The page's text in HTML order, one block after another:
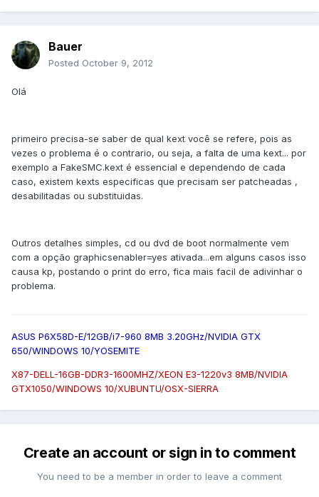
Bauer
Posted October 9, 2012
Olá
primeiro precisa-se saber de qual kext você se refere, pois as
vezes o problema é o contrario, ou seja, a falta de uma kext... por
exemplo a FakeSMC.kext é essencial e dependendo de cada
caso, existem kexts especificas que precisam ser patcheadas ,
desabilitadas ou substituidas.
Outros detalhes simples, cd ou dvd de boot normalmente vem
com a opção graphicsenabler=yes ativada...em alguns casos isso
causa kp, postando o print do erro, fica mais facil de adivinhar o
problema.
ASUS P6X58D-E/12GB/i7-960 8MB 3.20GHz/NVIDIA GTX
650/WINDOWS 10/YOSEMITE
X87-DELL-16GB-DDR3-1600MHZ/XEON E3-1220v3 8MB/NVIDIA
GTX1050/WINDOWS 10/XUBUNTU/OSX-SIERRA
Create an account or sign in to comment
You need to be a member in order to leave a comment